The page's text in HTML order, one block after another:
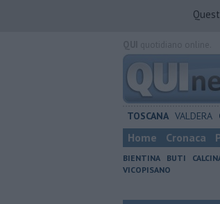
TOSCANA VALDERA
Home Cronaca
BIENTINA BUTI
VICOPISANO